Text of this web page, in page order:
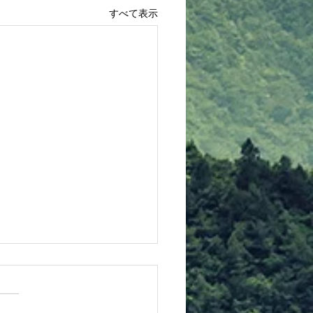
すべて表示
生より連絡！（親子de